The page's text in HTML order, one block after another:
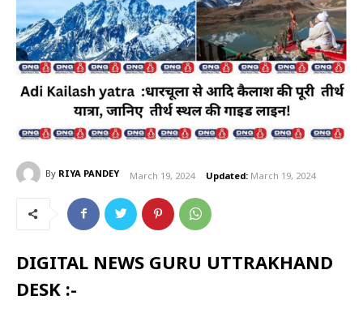
By RIYA PANDEY March 19, 2024 Updated: March 19, 2024
DIGITAL NEWS GURU UTTRAKHAND
DESK :-